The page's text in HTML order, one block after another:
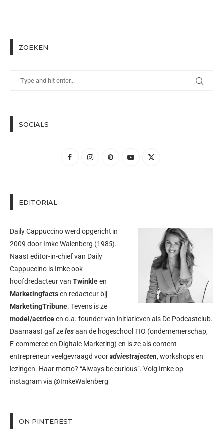
ZOEKEN
SOCIALS
EDITORIAL
Daily Cappuccino werd opgericht in
2009 door Imke Walenberg (1985).
Naast editor-in-chief van Daily
Cappuccino is Imke ook
hoofdredacteur van Twinkleen
Marketingfactsen redacteur bij
MarketingTribune. Tevens is ze
model/actriceen o.a. founder van initiatieven als De Podcastclub.
Daarnaast gaf zelesaan de hogeschool TIO (ondernemerschap,
E-commerce en Digitale Marketing) en is ze als content
entrepreneur veelgevraagd vooradviestrajecten, workshops en
lezingen. Haar motto? “Always be curious”. Volg Imke op
instagram via @ImkeWalenberg
ON PINTEREST